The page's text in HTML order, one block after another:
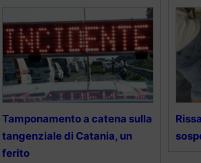
Tamponamento a catena sulla
tangenziale di Catania, un
ferito